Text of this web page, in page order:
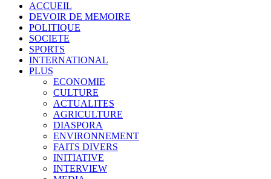
ACCUEIL
DEVOIR DE MEMOIRE
POLITIQUE
SOCIETE
SPORTS
INTERNATIONAL
PLUS
ECONOMIE
CULTURE
ACTUALITES
AGRICULTURE
DIASPORA
ENVIRONNEMENT
FAITS DIVERS
INITIATIVE
INTERVIEW